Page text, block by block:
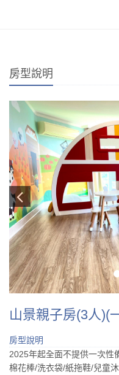
房型說明
山景親子房(3人)(
房型說明
2025年起全面不提供一次性
棉花棒/洗衣袋/紙拖鞋/兒童沐